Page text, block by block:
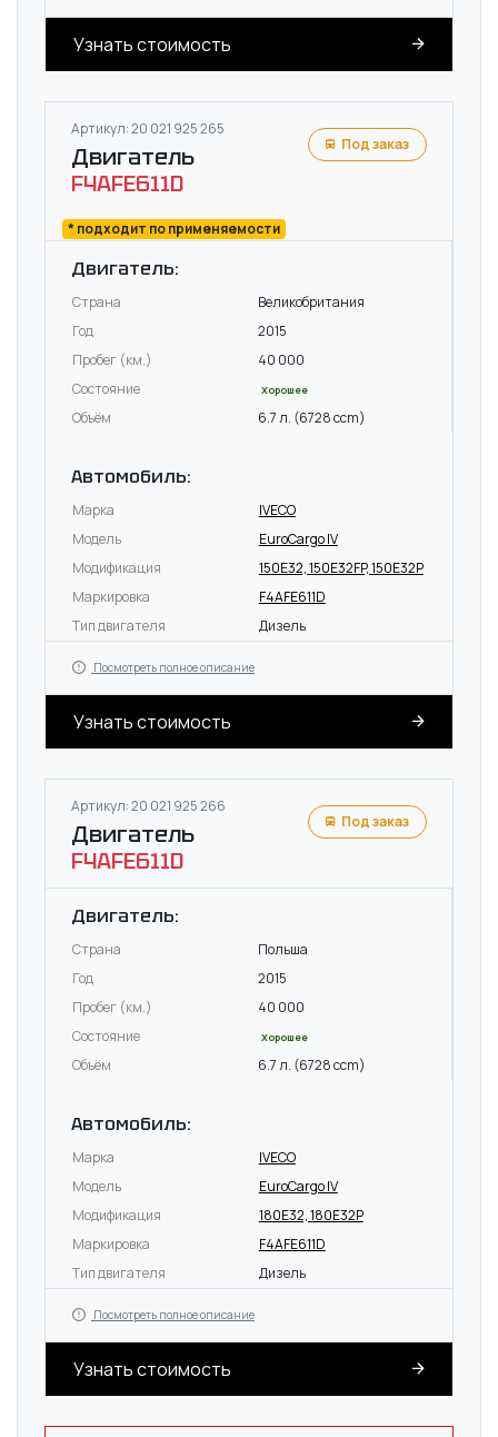
Узнать стоимость
Артикул: 20 021 925 265
Двигатель
F4AFE611D
* подходит по применяемости
Под заказ
Двигатель:
Страна
Великобритания
Год
2015
Пробег (км.)
40 000
Состояние
Хорошее
Объём 6.7 л. (6728 ccm)
Автомобиль:
Марка
IVECO
Модель
EuroCargo IV
Модификация
150E32, 150E32FP, 150E32P
Маркировка
F4AFE611D
Тип двигателя
Дизель
Посмотреть полное описание
Узнать стоимость
Артикул: 20 021 925 266
Двигатель
F4AFE611D
Под заказ
Двигатель:
Страна
Польша
Год
2015
Пробег (км.)
40 000
Состояние
Хорошее
Объём 6.7 л. (6728 ccm)
Автомобиль:
Марка
IVECO
Модель
EuroCargo IV
Модификация
180E32, 180E32P
Маркировка
F4AFE611D
Тип двигателя
Дизель
Посмотреть полное описание
Узнать стоимость